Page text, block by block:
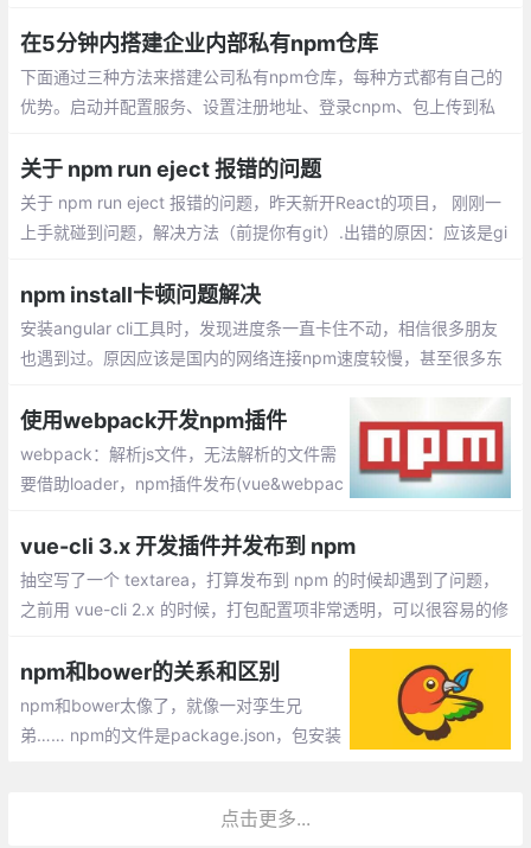
多个窗口分别执行多条命令，那么有没有办
法实现一条npm命令执行多条监听呢？
在5分钟内搭建企业内部私有npm仓库
下面通过三种方法来搭建公司私有npm仓库，每种方式都有自己的
优势。启动并配置服务、设置注册地址、登录cnpm、包上传到私
关于 npm run eject 报错的问题
关于 npm run eject 报错的问题，昨天新开React的项目， 刚刚一
上手就碰到问题，解决方法（前提你有git）.出错的原因：应该是gi
npm install卡顿问题解决
安装angular cli工具时，发现进度条一直卡住不动，相信很多朋友
也遇到过。原因应该是国内的网络连接npm速度较慢，甚至很多东
使用webpack开发npm插件
webpack：解析js文件，无法解析的文件需
要借助loader，npm插件发布(vue&webpac
建.vue文件 =>插件界面及功能，index.js =>
入口文件
vue-cli 3.x 开发插件并发布到 npm
抽空写了一个 textarea，打算发布到 npm 的时候却遇到了问题，
之前用 vue-cli 2.x 的时候，打包配置项非常透明，可以很容易的修
npm和bower的关系和区别
npm和bower太像了，就像一对孪生兄
弟…… npm的文件是package.json，包安装
onents。使用命令也基本一致点击更多...